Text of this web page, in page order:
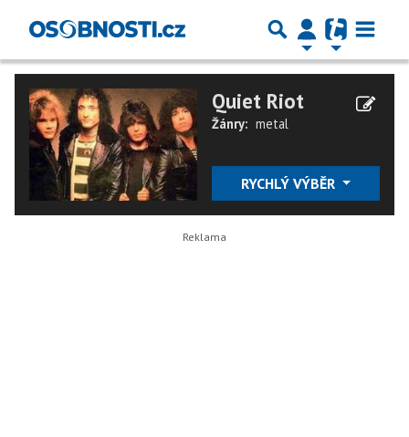
Quiet Riot
Žánry: metal
RYCHLÝ VÝBĚR